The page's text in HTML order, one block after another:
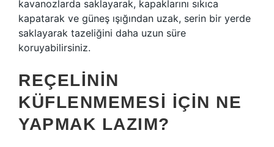
kavanozlarda saklayarak, kapaklarını sıkıca
kapatarak ve güneş ışığından uzak, serin bir yerde
saklayarak tazeliğini daha uzun süre
koruyabilirsiniz.
REÇELININ
KÜFLENMEMESI IÇIN NE
YAPMAK LAZIM?